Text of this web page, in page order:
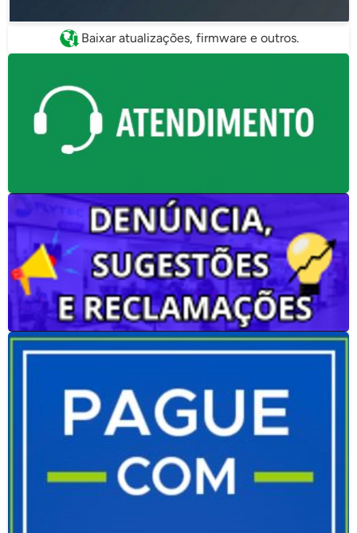
Baixar atualizações, firmware e outros.